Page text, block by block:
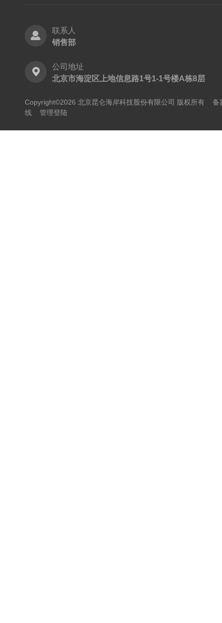
联系人
销售部
公司地址
北京市海淀区上地信息路1号1-1号楼A栋8层
Copyright©2026 北京昆仑海岸科技股份有限公司 版权所有 备
线
管理登陆